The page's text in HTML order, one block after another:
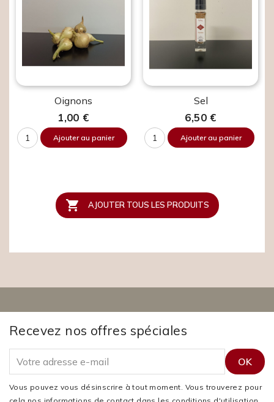
Oignons
1,00 €
Ajouter au panier
Sel
6,50 €
Ajouter au panier
 AJOUTER TOUS LES PRODUITS
Recevez nos offres spéciales
Vous pouvez vous désinscrire à tout moment. Vous trouverez pour